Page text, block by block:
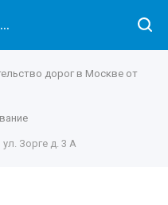
Асфальтирование г. Москва, ул. Зорге д. 3 А
дорог в Москве от
Зорге д. 3 А